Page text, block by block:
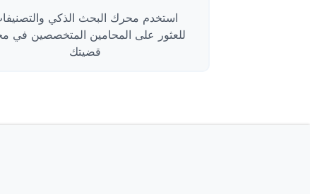
استخدم محرك البحث الذكي
للعثور على المحامين المتخصصين في
قضيتك